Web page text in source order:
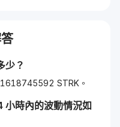
少？
STRK。
小時內的波動情況如